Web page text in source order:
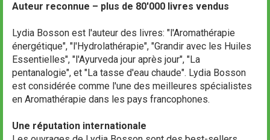
Auteur reconnue – plus de 80'000 livres vendus
Lydia Bosson est l'auteur des livres: "l'Aromathérapie
énergétique", "l'Hydrolathérapie", "Grandir avec les Huiles
Essentielles", "l'Ayurveda jour après jour", "La
pentanalogie", et "La tasse d'eau chaude". Lydia Bosson
est considérée comme l'une des meilleures spécialistes
en Aromathérapie dans les pays francophones.
Une réputation internationale